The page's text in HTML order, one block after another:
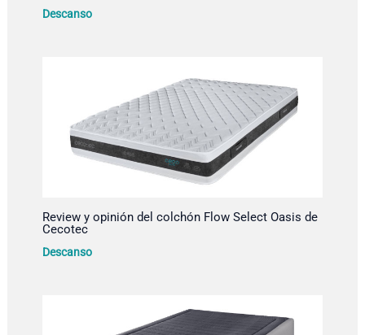
Descanso
Review y opinión del colchón Flow Select Oasis de
Cecotec
Descanso